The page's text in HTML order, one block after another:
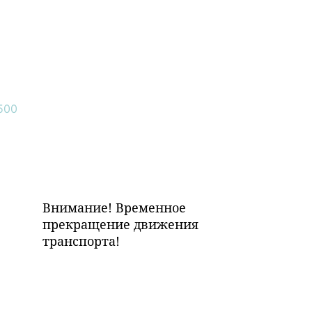
Внимание! Временное
прекращение движения
транспорта!